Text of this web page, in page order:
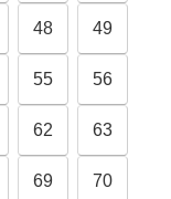
48 49
55 56
62 63
69 70